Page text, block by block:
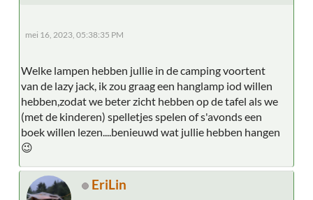
mei 16, 2023, 05:38:35 PM
Welke lampen hebben jullie in de camping voortent
van de lazy jack, ik zou graag een hanglamp iod willen
hebben,zodat we beter zicht hebben op de tafel als we
(met de kinderen) spelletjes spelen of s'avonds een
boek willen lezen....benieuwd wat jullie hebben hangen
😉
EriLin